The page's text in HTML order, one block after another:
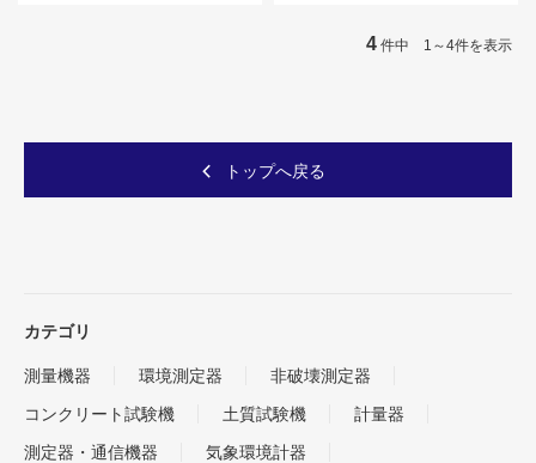
4 件中 1～4件を表示
トップへ戻る
カテゴリ
測量機器 環境測定器
非破壊測定器
コンクリート試験機
土質試験機
計量器
測定器・通信機器
気象環境計器